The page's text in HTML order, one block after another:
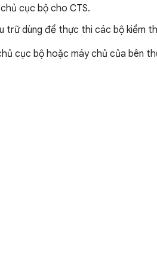
cục bộ cho CTS.
trữ dùng để thực thi các bộ kiểm
cục bộ hoặc máy chủ của bên